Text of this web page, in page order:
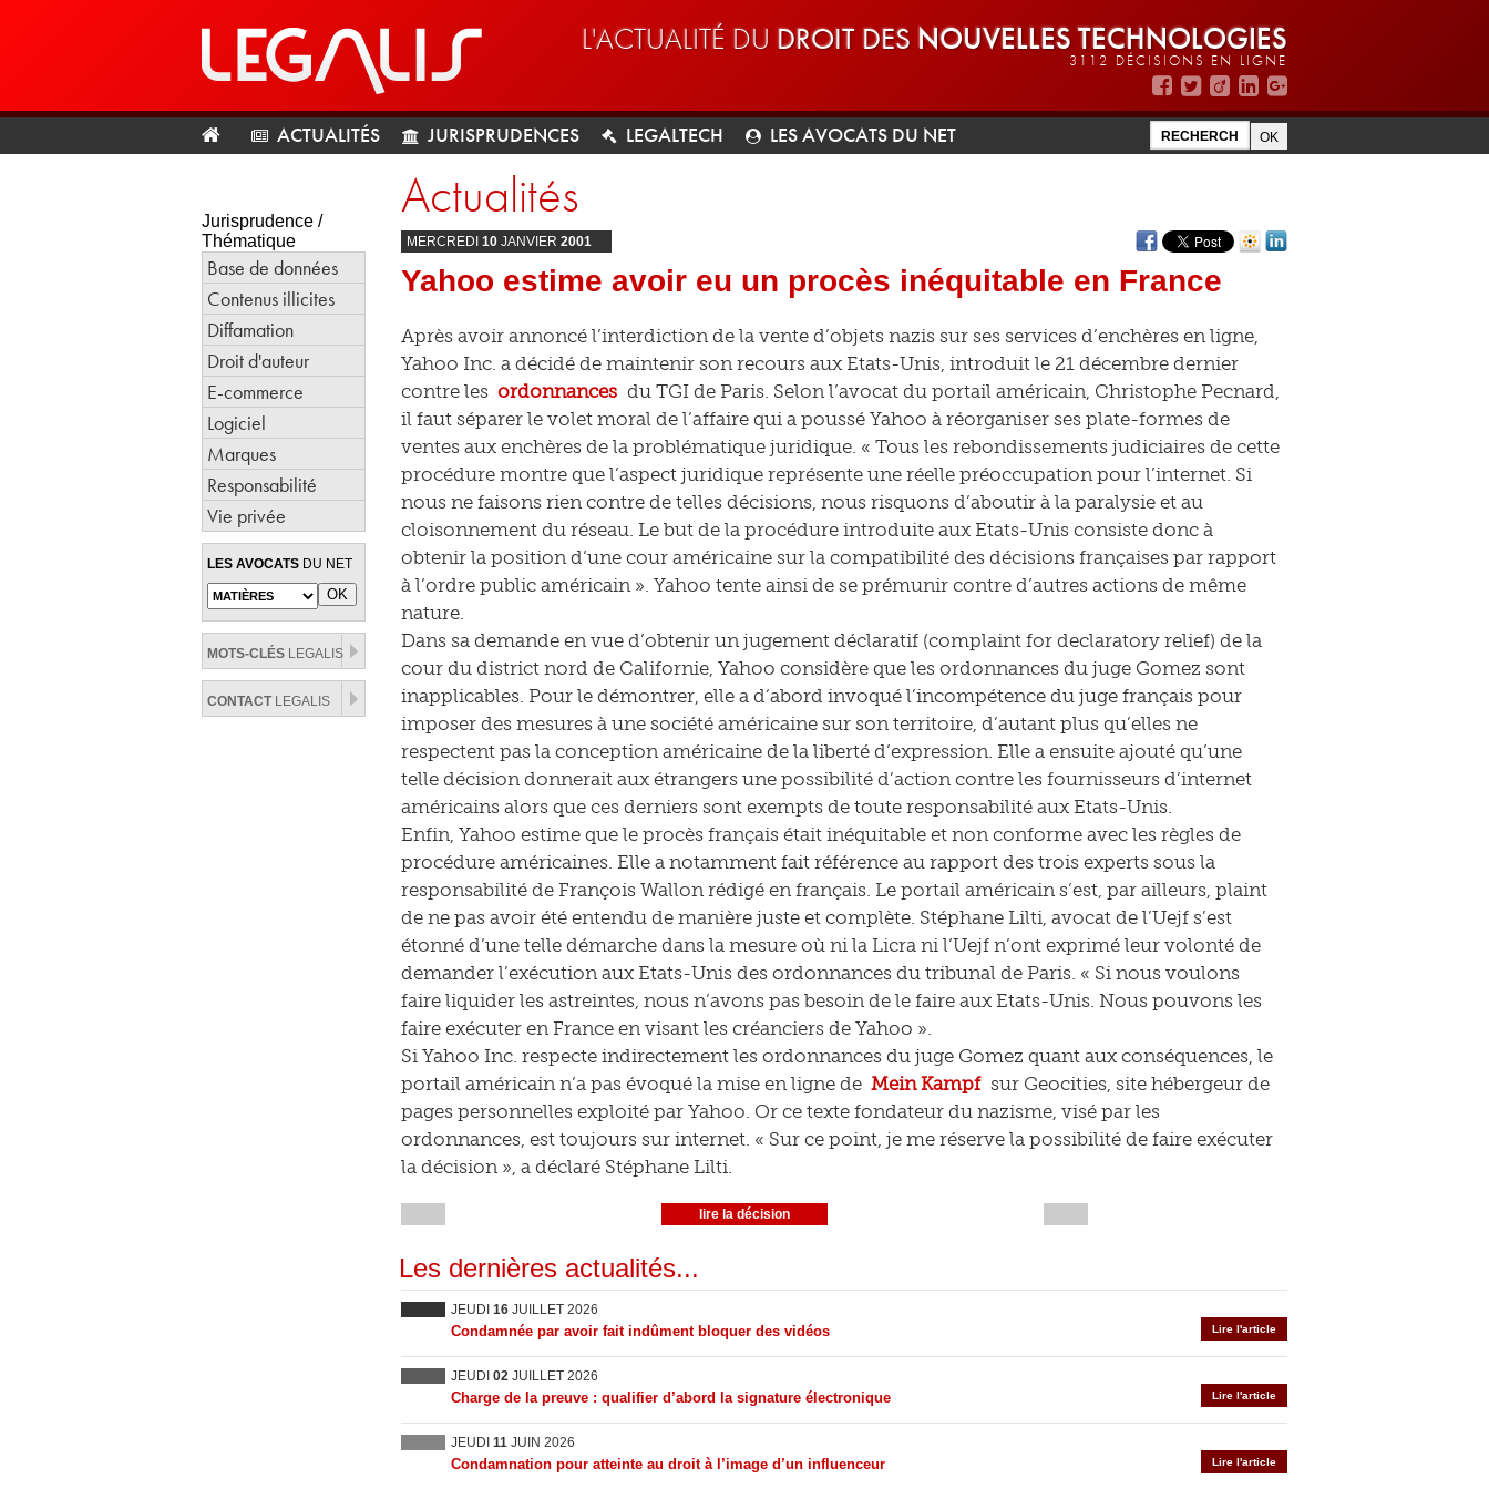
L'ACTUALITÉ DU DROIT DES NOUVELLES TECHNOLOGIES
3112 DÉCISIONS EN LIGNE
ACTUALITÉS JURISPRUDENCES LEGALTECH LES AVOCATS DU NET
Jurisprudence /
Thématique
Base de données
Contenus illicites
Diffamation
Droit d'auteur
E-commerce
Logiciel
Marques
Responsabilité
Vie privée
LES AVOCATS DU NET
MOTS-CLÉS LEGALIS
CONTACTLEGALIS
Actualités
MERCREDI 10 JANVIER 2001
Yahoo estime avoir eu un procès inéquitable en France
Après avoir annoncé l’interdiction de la vente d’objets nazis sur ses services d’enchères en ligne,
Yahoo Inc. a décidé de maintenir son recours aux Etats-Unis, introduit le 21 décembre dernier
contre les ordonnances du TGI de Paris. Selon l’avocat du portail américain, Christophe Pecnard,
il faut séparer le volet moral de l’affaire qui a poussé Yahoo à réorganiser ses plate-formes de
ventes aux enchères de la problématique juridique. « Tous les rebondissements judiciaires de cette
procédure montre que l’aspect juridique représente une réelle préoccupation pour l’internet. Si
nous ne faisons rien contre de telles décisions, nous risquons d’aboutir à la paralysie et au
cloisonnement du réseau. Le but de la procédure introduite aux Etats-Unis consiste donc à
obtenir la position d’une cour américaine sur la compatibilité des décisions françaises par rapport
à l’ordre public américain ». Yahoo tente ainsi de se prémunir contre d’autres actions de même
nature.
Dans sa demande en vue d’obtenir un jugement déclaratif (complaint for declaratory relief) de la
cour du district nord de Californie, Yahoo considère que les ordonnances du juge Gomez sont
inapplicables. Pour le démontrer, elle a d’abord invoqué l’incompétence du juge français pour
imposer des mesures à une société américaine sur son territoire, d’autant plus qu’elles ne
respectent pas la conception américaine de la liberté d’expression. Elle a ensuite ajouté qu’une
telle décision donnerait aux étrangers une possibilité d’action contre les fournisseurs d’internet
américains alors que ces derniers sont exempts de toute responsabilité aux Etats-Unis.
Enfin, Yahoo estime que le procès français était inéquitable et non conforme avec les règles de
procédure américaines. Elle a notamment fait référence au rapport des trois experts sous la
responsabilité de François Wallon rédigé en français. Le portail américain s’est, par ailleurs, plaint
de ne pas avoir été entendu de manière juste et complète. Stéphane Lilti, avocat de l’Uejf s’est
étonné d’une telle démarche dans la mesure où ni la Licra ni l’Uejf n’ont exprimé leur volonté de
demander l’exécution aux Etats-Unis des ordonnances du tribunal de Paris. « Si nous voulons
faire liquider les astreintes, nous n’avons pas besoin de le faire aux Etats-Unis. Nous pouvons les
faire exécuter en France en visant les créanciers de Yahoo ».
Si Yahoo Inc. respecte indirectement les ordonnances du juge Gomez quant aux conséquences, le
portail américain n’a pas évoqué la mise en ligne de Mein Kampf sur Geocities, site hébergeur de
pages personnelles exploité par Yahoo. Or ce texte fondateur du nazisme, visé par les
ordonnances, est toujours sur internet. « Sur ce point, je me réserve la possibilité de faire exécuter
la décision », a déclaré Stéphane Lilti.
lire la décision
Les dernières actualités...
JEUDI 16 JUILLET 2026
Lire l'article
Condamnée par avoir fait indûment bloquer des vidéos
JEUDI 02 JUILLET 2026
Lire l'article
Charge de la preuve : qualifier d’abord la signature électronique
JEUDI 11 JUIN 2026
Lire l'article
Condamnation pour atteinte au droit à l’image d’un influenceur